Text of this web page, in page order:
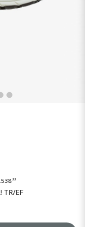
33
TR/EF